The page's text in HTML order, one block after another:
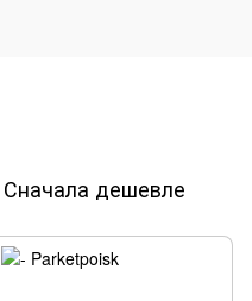
Сначала дешевле